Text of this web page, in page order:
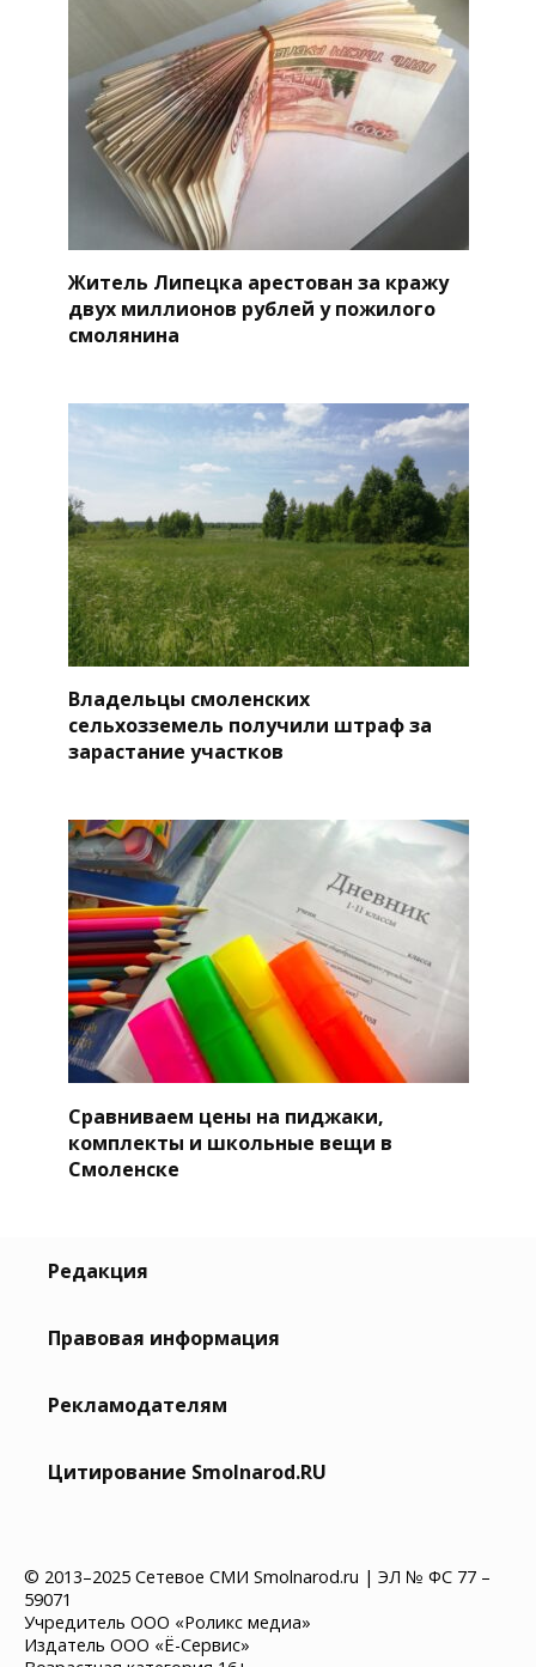
Житель Липецка арестован за кражу
двух миллионов рублей у пожилого
смолянина
Владельцы смоленских
сельхозземель получили штраф за
зарастание участков
Сравниваем цены на пиджаки,
комплекты и школьные вещи в
Смоленске
Редакция
Правовая информация
Рекламодателям
Цитирование Smolnarod.RU
© 2013–2025 Сетевое СМИ Smolnarod.ru | ЭЛ № ФС 77 –
59071
Учредитель ООО «Роликс медиа»
Издатель ООО «Ё-Сервис»